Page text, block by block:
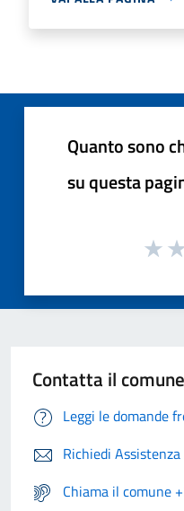
Quanto sono
su questa
Contatta il comune
Leggi le domande
Richiedi Assistenza
Chiama il comune